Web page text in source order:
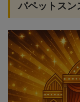
パペットスン